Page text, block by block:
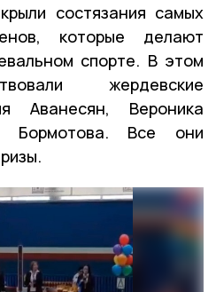
состязания самых
которые делают
спорте. В этом
жердевские
Аванесян, Вероника
Бормотова. Все они